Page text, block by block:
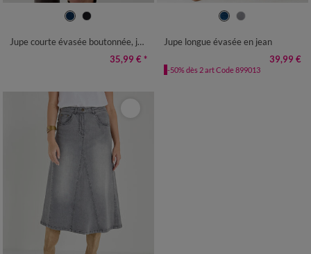
40 42 44
Jupe courte évasée boutonnée, jean
35,99 € *
40 42 44
Jupe longue évasée en jean
39,99 €
-50% dès 2 art Code 899013